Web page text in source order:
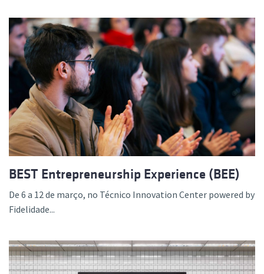
BEST Entrepreneurship Experience (BEE)
De 6 a 12 de março, no Técnico Innovation Center powered by
Fidelidade...